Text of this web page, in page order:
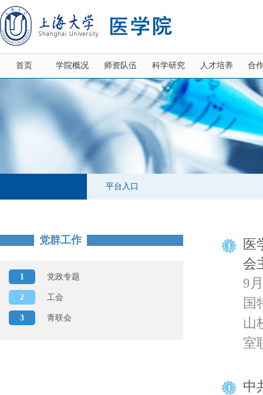
首页 学院概况 师资队伍 科学研究 人才培养 合
平台入口
党群工作
1 党政专题
2 工会
3 青联会
医
会
9
国
山
室
中